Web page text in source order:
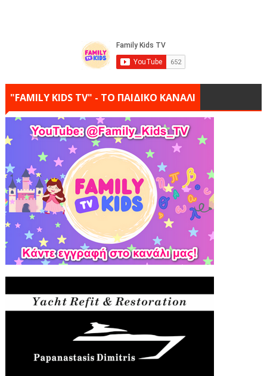
"FAMILY KIDS TV" - ΤΟ ΠΑΙΔΙΚΟ ΚΑΝΑΛΙ